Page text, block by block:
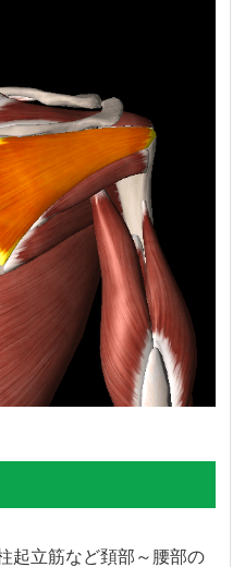
起立筋など頚部～腰部の